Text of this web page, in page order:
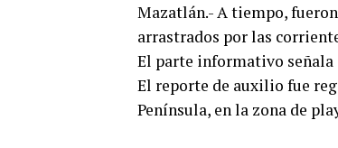
Mazatlán.- A tiempo,
arrastrados por las
El parte informativo señala
El reporte de auxilio fue
Península, en la zona de